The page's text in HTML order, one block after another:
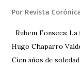
Por Revista
Rubem Fonseca:
Hugo Chaparro
Cien años de